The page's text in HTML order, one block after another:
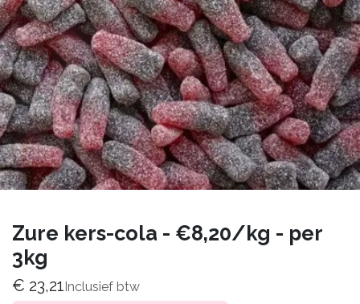
Zure kers-cola - €8,20/kg - per
3kg
€ 23,21Inclusief btw